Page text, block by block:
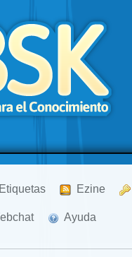
Etiquetas Ezine
Ayuda